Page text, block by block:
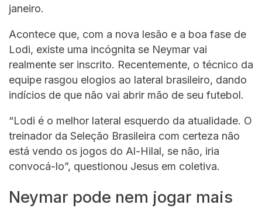
janeiro.
Acontece que, com a nova lesão e a boa fase de
Lodi, existe uma incógnita se Neymar vai
realmente ser inscrito. Recentemente, o técnico da
equipe rasgou elogios ao lateral brasileiro, dando
indícios de que não vai abrir mão de seu futebol.
“Lodi é o melhor lateral esquerdo da atualidade. O
treinador da Seleção Brasileira com certeza não
está vendo os jogos do Al-Hilal, se não, iria
convocá-lo”, questionou Jesus em coletiva.
Neymar pode nem jogar mais